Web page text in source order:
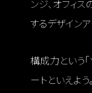
ンジ、オフィ
するデザイン
構成力という
ートといえよう。